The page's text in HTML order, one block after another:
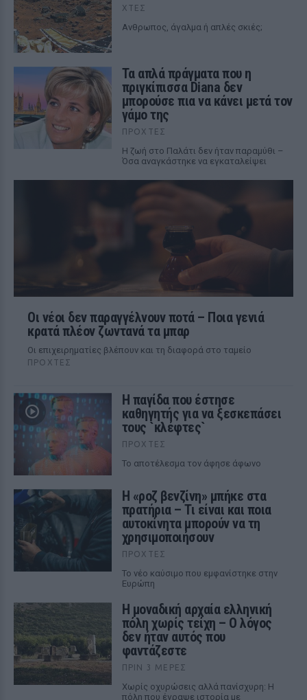
ΧΤΕΣ
Ανθρωπος, άγαλμα ή απλές σκιές;
Τα απλά πράγματα που η
πριγκίπισσα Diana δεν
μπορούσε πια να κάνει μετά τον
γάμο της
ΠΡΟΧΤΈΣ
Η ζωή στο Παλάτι δεν ήταν παραμύθι –
Όσα αναγκάστηκε να εγκαταλείψει
Οι νέοι δεν παραγγέλνουν ποτά – Ποια γενιά
κρατά πλέον ζωντανά τα μπαρ
Οι επιχειρηματίες βλέπουν και τη διαφορά στο ταμείο
ΠΡΟΧΤΈΣ
Η παγίδα που έστησε
καθηγητής για να ξεσκεπάσει
τους `κλέφτες`
ΠΡΟΧΤΈΣ
Το αποτέλεσμα τον άφησε άφωνο
Η «ροζ βενζίνη» μπήκε στα
πρατήρια – Τι είναι και ποια
αυτοκίνητα μπορούν να τη
χρησιμοποιήσουν
ΠΡΟΧΤΈΣ
Το νέο καύσιμο που εμφανίστηκε στην
Ευρώπη
Η μοναδική αρχαία ελληνική
πόλη χωρίς τείχη – Ο λόγος
δεν ήταν αυτός που
φαντάζεστε
ΠΡΙΝ 3 ΜΈΡΕΣ
Χωρίς οχυρώσεις αλλά πανίσχυρη: Η
πόλη που έγραψε ιστορία με